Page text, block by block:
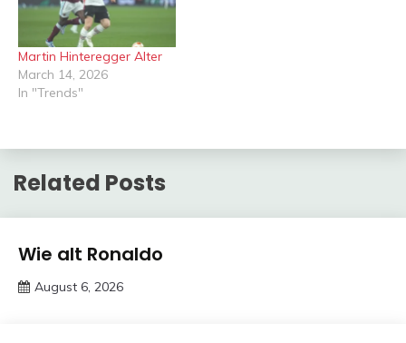
Martin Hinteregger Alter
March 14, 2026
In "Trends"
Related Posts
Trends
Wie alt Ronaldo
August 6, 2026